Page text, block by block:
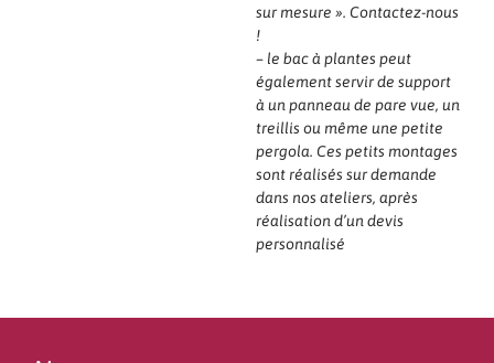
sur mesure ». Contactez-nous
!
– le bac à plantes peut
également servir de support
à un panneau de pare vue, un
treillis ou même une petite
pergola. Ces petits montages
sont réalisés sur demande
dans nos ateliers, après
réalisation d’un devis
personnalisé